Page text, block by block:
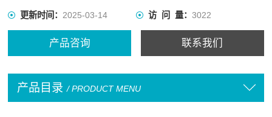
更新时间：2025-03-14 访 问 量： 3022
产品咨询 联系我们
产品目录 / PRODUCT MENU